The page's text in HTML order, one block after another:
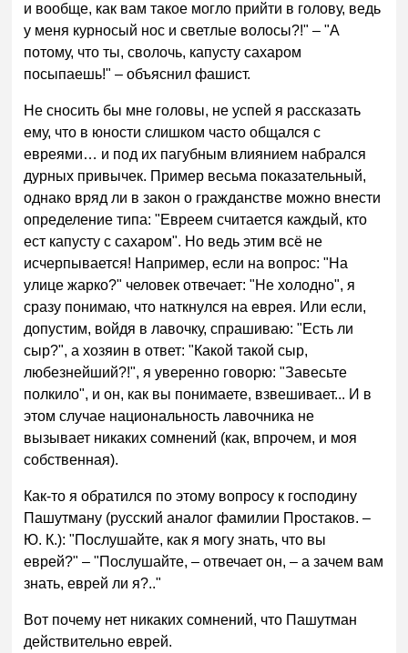
и вообще, как вам такое могло прийти в голову, ведь
у меня курносый нос и светлые волосы?!" – "А
потому, что ты, сволочь, капусту сахаром
посыпаешь!" – объяснил фашист.
Не сносить бы мне головы, не успей я рассказать
ему, что в юности слишком часто общался с
евреями… и под их пагубным влиянием набрался
дурных привычек. Пример весьма показательный,
однако вряд ли в закон о гражданстве можно внести
определение типа: "Евреем считается каждый, кто
ест капусту с сахаром". Но ведь этим всё не
исчерпывается! Например, если на вопрос: "На
улице жарко?" человек отвечает: "Не холодно", я
сразу понимаю, что наткнулся на еврея. Или если,
допустим, войдя в лавочку, спрашиваю: "Есть ли
сыр?", а хозяин в ответ: "Какой такой сыр,
любезнейший?!", я уверенно говорю: "Завесьте
полкило", и он, как вы понимаете, взвешивает... И в
этом случае национальность лавочника не
вызывает никаких сомнений (как, впрочем, и моя
собственная).
Как-то я обратился по этому вопросу к господину
Пашутману (русский аналог фамилии Простаков. –
Ю. К.): "Послушайте, как я могу знать, что вы
еврей?" – "Послушайте, – отвечает он, – а зачем вам
знать, еврей ли я?.."
Вот почему нет никаких сомнений, что Пашутман
действительно еврей.